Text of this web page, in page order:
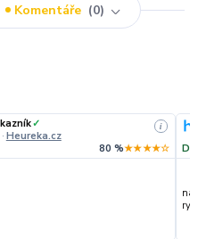
Komentáře 0
✓
· Heureka.cz
i
80 %★★★★☆